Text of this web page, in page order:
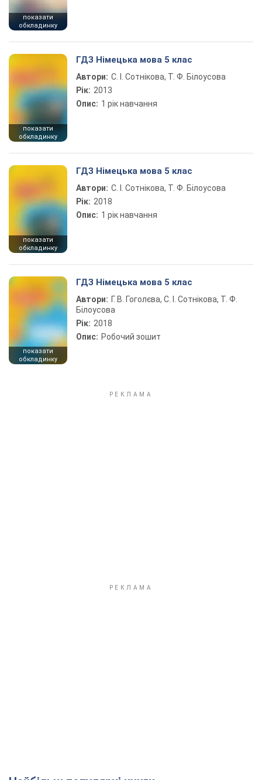
показати
обкладинку
показати
обкладинку
ГДЗ Німецька мова 5 клас
Автори: С. І. Сотнікова, Т. Ф. Білоусова
Рік: 2013
Опис: 1 рік навчання
показати
обкладинку
ГДЗ Німецька мова 5 клас
Автори: С. І. Сотнікова, Т. Ф. Білоусова
Рік: 2018
Опис: 1 рік навчання
показати
обкладинку
ГДЗ Німецька мова 5 клас
Автори: Г. В. Гоголєва, С. І. Сотнікова, Т. Ф.
Білоусова
Рік: 2018
Опис: Робочий зошит